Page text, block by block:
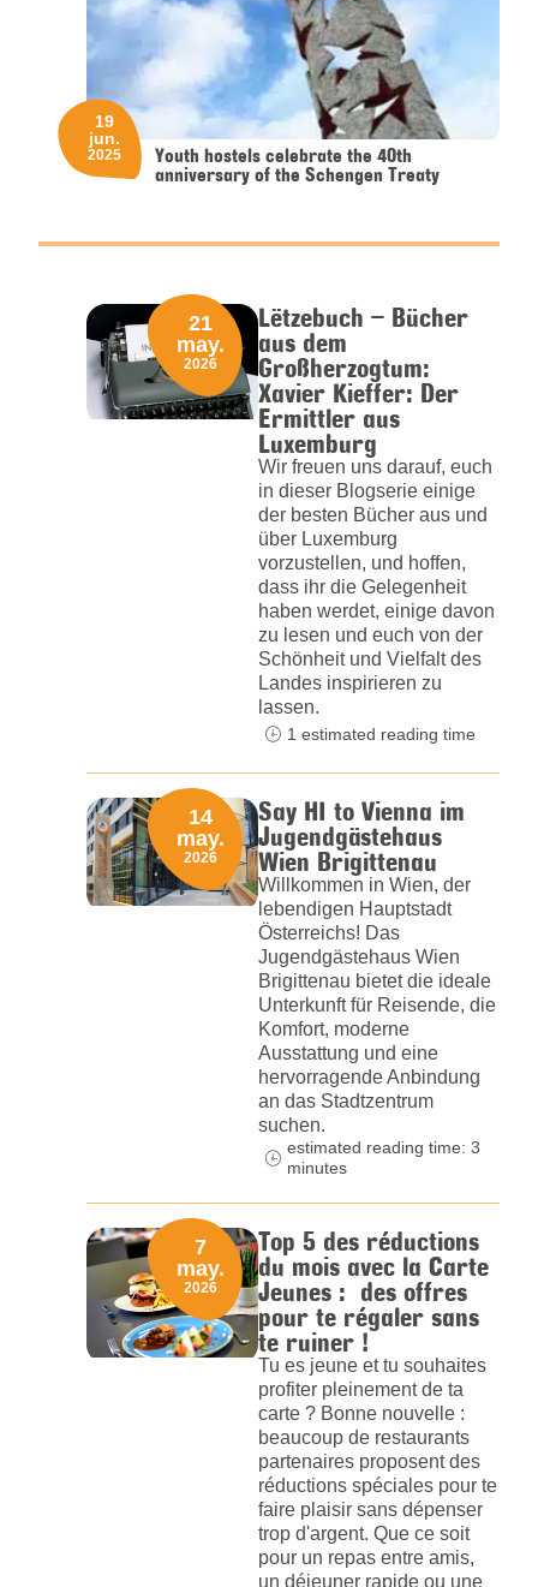
Youth hostels celebrate the 40th
anniversary of the Schengen Treaty
19
jun.
2025
Lëtzebuch – Bücher
aus dem
Großherzogtum:
Xavier Kieffer: Der
Ermittler aus
Luxemburg
Wir freuen uns darauf, euch
in dieser Blogserie einige
der besten Bücher aus und
über Luxemburg
vorzustellen, und hoffen,
dass ihr die Gelegenheit
haben werdet, einige davon
zu lesen und euch von der
Schönheit und Vielfalt des
Landes inspirieren zu
lassen.
21
may.
2026
1 estimated reading time
Say HI to Vienna im
Jugendgästehaus
Wien Brigittenau
Willkommen in Wien, der
lebendigen Hauptstadt
Österreichs! Das
Jugendgästehaus Wien
Brigittenau bietet die ideale
Unterkunft für Reisende, die
Komfort, moderne
Ausstattung und eine
hervorragende Anbindung
an das Stadtzentrum
suchen.
14
may.
2026
estimated reading time: 3
minutes
Top 5 des réductions
du mois avec la Carte
Jeunes : des offres
pour te régaler sans
te ruiner !
Tu es jeune et tu souhaites
profiter pleinement de ta
carte ? Bonne nouvelle :
beaucoup de restaurants
partenaires proposent des
réductions spéciales pour te
faire plaisir sans dépenser
trop d'argent. Que ce soit
pour un repas entre amis,
un déjeuner rapide ou une
7
may.
2026